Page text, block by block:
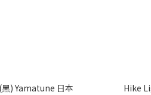
) Yamatune 日本 Hike